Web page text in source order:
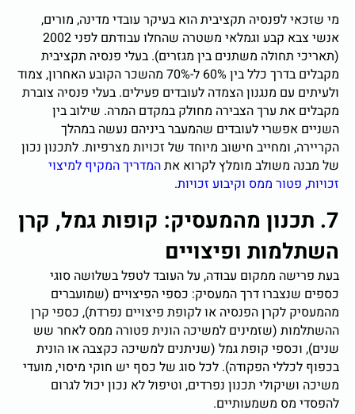
מי שזכאי לפנסיה תקציבית הוא בעיקר עובדי מדינה, מורים,
אנשי צבא קבע וגמלאי משטרה שהחלו עבודתם לפני 2002
(תאריכי תחולה משתנים בין מגזרים). בעלי פנסיה תקציבית
מקבלים בדרך כלל בין 60% ל-70% מהשכר הקובע האחרון, צמוד
ולעיתים עם מנגנון הצמדה לעובדים פעילים. בעלי פנסיה צוברת
מקבלים את ערך הצבירה מחולק במקדם המרה. שילוב בין
השניים אפשרי לעובדים שהמעבר ביניהם נעשה במהלך
הקריירה, ומחייב חישוב מיוחד של זכויות מצרפיות. לתכנון נכון
של מבנה משולב מומלץ לקרוא אתהמדריך המקיף למיצוי
זכויות, פטור ממס וקיבוע זכויות.
7. תכנון מהמעסיק: קופות גמל, קרן
השתלמות ופיצויים
בעת פרישה ממקום עבודה, על העובד לטפל בשלושה סוגי
כספים שנצברו דרך המעסיק: כספי הפיצויים (שמועברים
מהמעסיק לקרן הפנסיה או לקופת פיצויים נפרדת), כספי קרן
ההשתלמות (שזמינים למשיכה הונית פטורה ממס לאחר שש
שנים), וכספי קופת גמל (שניתנים למשיכה כקצבה או הונית
בכפוף לכללי הפקודה). לכל סוג של כסף יש חוקי מיסוי, מועדי
משיכה ושיקולי תכנון נפרדים, וטיפול לא נכון יכול לגרום
להפסדי מס משמעותיים.